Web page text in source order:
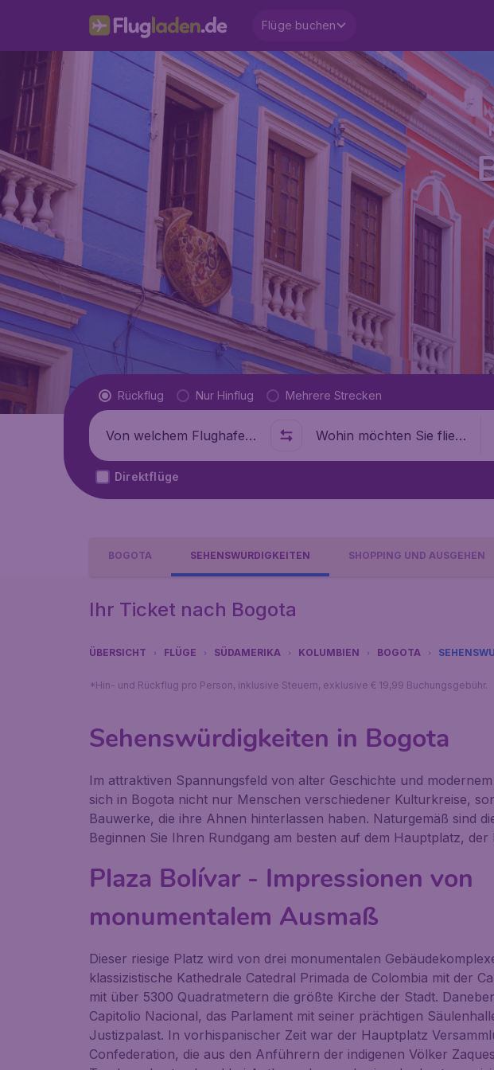
Flüge buchen
Flugtyp
Rückflug Nur Hinflug Mehrere Strecken
Abflug von Wohin
Direktflüge
BOGOTA SEHENSWÜRDIGKEITEN SHOPPING UND AUSGEHEN
Ihr Ticket nach Bogota
ÜBERSICHT FLÜGE SÜDAMERIKA KOLUMBIEN BOGOTA
*Hin- und Rückflug pro Person, inklusive Steuern, exklusive € 19,99 Buchungsgebühr.
Sehenswürdigkeiten in Bogota
Im attraktiven Spannungsfeld von alter Geschichte und
sich in Bogota nicht nur Menschen verschiedener Kulturkreise,
Bauwerke, die ihre Ahnen hinterlassen haben. Naturgemäß sind
Beginnen Sie Ihren Rundgang am besten auf dem Hauptplatz, der
Plaza Bolívar - Impressionen von
monumentalem Ausmaß
Dieser riesige Platz wird von drei monumentalen
klassizistische Kathedrale Catedral Primada de Colombia mit der
mit über 5300 Quadratmetern die größte Kirche der Stadt.
Capitolio Nacional, das Parlament mit seiner prächtigen
Justizpalast. In vorhispanischer Zeit war der Hauptplatz
Confederation, die aus den Anführern der indigenen Völker